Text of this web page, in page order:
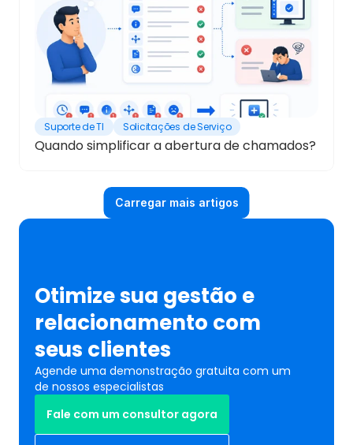
Suporte de TI Solicitações de Serviço
Quando simplificar a abertura de chamados?
Carregar mais artigos
Fale com um consultor agora
Otimize sua gestão e
relacionamento com
seus clientes
Agende uma demonstração gratuita com um
de nossos especialistas